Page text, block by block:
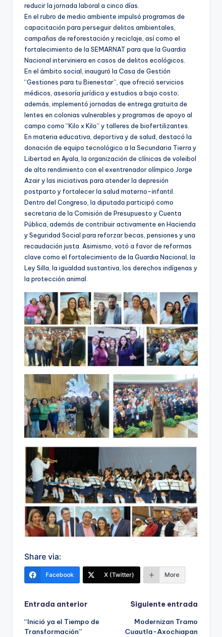
reducir la jornada laboral a cinco días.
En el rubro de medio ambiente impulsó programas de
capacitación para perseguir delitos ambientales,
campañas de reforestación y reciclaje, así como el
fortalecimiento de la SEMARNAT para que la Guardia
Nacional interviniera en casos de delitos ecológicos.
En el ámbito social, inauguró la Casa de Gestión
“Gestiones para tu Bienestar”, que ofreció servicios
médicos, asesoría jurídica y estudios a bajo costo;
además, implementó jornadas de entrega gratuita de
lentes en colonias vulnerables y programas de apoyo al
campo como “Kilo x Kilo” y talleres de biofertilizantes.
En materia educativa, deportiva y de salud, destacó la
donación de equipo tecnológico a la Secundaria Tierra y
Libertad en Ayala, la organización de clínicas de voleibol
de alto rendimiento con el exentrenador olímpico Jorge
Azair y las iniciativas para atender la depresión
postparto y fortalecer la salud materno-infantil.
Dentro del Congreso, la diputada participó como
secretaria de la Comisión de Presupuesto y Cuenta
Pública, además de contribuir activamente en Hacienda
y Seguridad Social para reforzar becas, pensiones y una
recaudación justa. Asimismo, votó a favor de reformas
clave como el fortalecimiento de la Guardia Nacional, la
Ley Silla, la igualdad sustantiva, los derechos indígenas y
la protección animal.
Share via:
Facebook X (Twitter) More
Navegación
de
Entrada anterior
“Inició ya el Tiempo de
Transformación”
Siguiente entrada
Modernizan Tramo
Cuautla-Axochiapan